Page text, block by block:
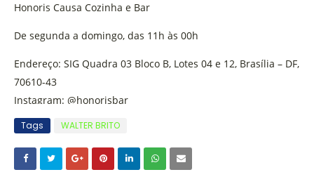
Honoris Causa Cozinha e Bar
De segunda a domingo, das 11h às 00h
Endereço: SIG Quadra 03 Bloco B, Lotes 04 e 12, Brasília – DF,
70610-43
Instagram: @honorisbar
Tags WALTER BRITO